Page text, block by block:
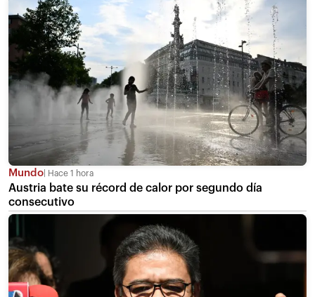
Mundo Hace 1 hora
Austria bate su récord de calor por segundo día
consecutivo